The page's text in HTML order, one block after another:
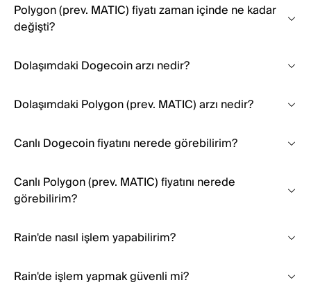
Polygon (prev. MATIC) fiyatı zaman içinde ne kadar
değişti?
Dolaşımdaki Dogecoin arzı nedir?
Dolaşımdaki Polygon (prev. MATIC) arzı nedir?
Canlı Dogecoin fiyatını nerede görebilirim?
Canlı Polygon (prev. MATIC) fiyatını nerede
görebilirim?
Rain'de nasıl işlem yapabilirim?
Rain'de işlem yapmak güvenli mi?